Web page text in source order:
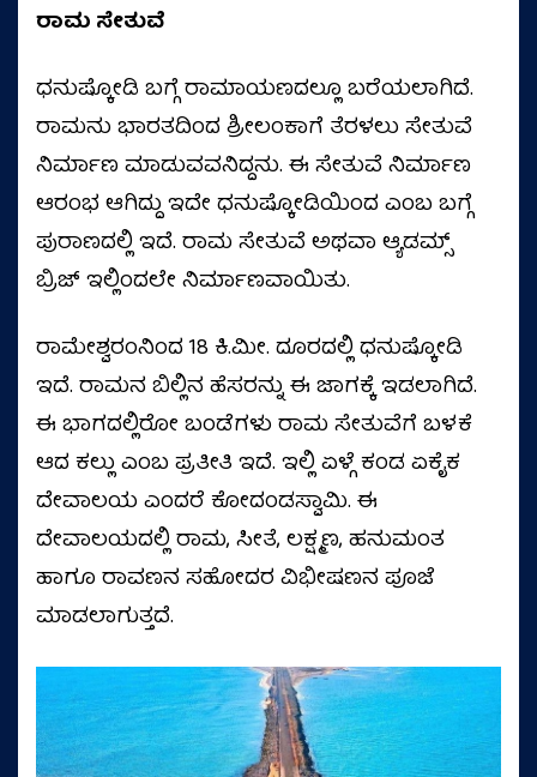
ರಾಮ ಸೇತುವೆ
ಧನುಷ್ಕೋಡಿ ಬಗ್ಗೆ ರಾಮಾಯಣದಲ್ಲೂ ಬರೆಯಲಾಗಿದೆ.
ರಾಮನು ಭಾರತದಿಂದ ಶ್ರೀಲಂಕಾಗೆ ತೆರಳಲು ಸೇತುವೆ
ನಿರ್ಮಾಣ ಮಾಡುವವನಿದ್ದನು. ಈ ಸೇತುವೆ ನಿರ್ಮಾಣ
ಆರಂಭ ಆಗಿದ್ದು ಇದೇ ಧನುಷ್ಕೋಡಿಯಿಂದ ಎಂಬ ಬಗ್ಗೆ
ಪುರಾಣದಲ್ಲಿ ಇದೆ. ರಾಮ ಸೇತುವೆ ಅಥವಾ ಆ್ಯಡಮ್ಸ್
ಬ್ರಿಜ್ ಇಲ್ಲಿಂದಲೇ ನಿರ್ಮಾಣವಾಯಿತು.
ರಾಮೇಶ್ವರಂನಿಂದ 18 ಕಿ.ಮೀ. ದೂರದಲ್ಲಿ ಧನುಷ್ಕೋಡಿ
ಇದೆ. ರಾಮನ ಬಿಲ್ಲಿನ ಹೆಸರನ್ನು ಈ ಜಾಗಕ್ಕೆ ಇಡಲಾಗಿದೆ.
ಈ ಭಾಗದಲ್ಲಿರೋ ಬಂಡೆಗಳು ರಾಮ ಸೇತುವೆಗೆ ಬಳಕೆ
ಆದ ಕಲ್ಲು ಎಂಬ ಪ್ರತೀತಿ ಇದೆ. ಇಲ್ಲಿ ಏಳ್ಗೆ ಕಂಡ ಏಕೈಕ
ದೇವಾಲಯ ಎಂದರೆ ಕೋದಂಡಸ್ವಾಮಿ. ಈ
ದೇವಾಲಯದಲ್ಲಿ ರಾಮ, ಸೀತೆ, ಲಕ್ಷ್ಮಣ, ಹನುಮಂತ
ಹಾಗೂ ರಾವಣನ ಸಹೋದರ ವಿಭೀಷಣನ ಪೂಜೆ
ಮಾಡಲಾಗುತ್ತದೆ.